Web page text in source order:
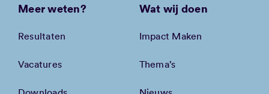
Meer weten?
Resultaten
Vacatures
Wat wij doen
Impact Maken
Thema’s